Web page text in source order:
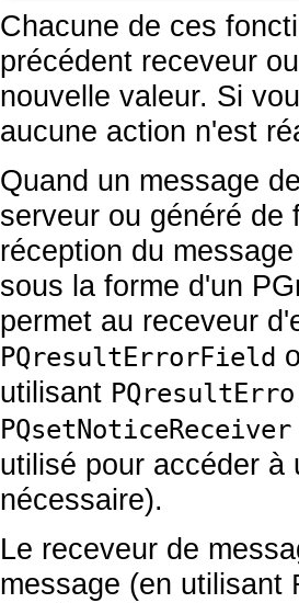
Chacune de ces
précédent receveur
nouvelle valeur. Si
aucune action n'est
Quand un message
serveur ou généré
réception du
sous la forme d'un
permet au receveur
PQresultErrorField
utilisant
PQsetNoticeReceiver
utilisé pour accéder à
nécessaire).
Le receveur de
message (en utilisant